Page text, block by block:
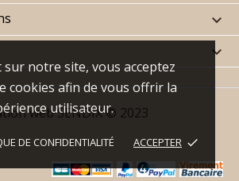
sur notre site, vous acceptez
cookies afin de vous offrir la
utilisateur.
DE CONFIDENTIALITÉ ACCEPTER done


webSENDIX© 2023